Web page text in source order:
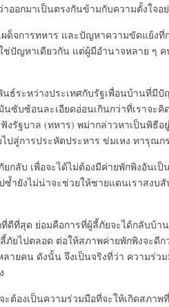
ออกมาเป็นตรงกันข้ามกับความตั้งใจอย่
ผด็จการทหาร และปัญหาความขัดแย้งที่
ช่ปัญหาเดียวกัน แต่ผู้มีอำนาจหลาย ๆ ค
นธ์ระหว่างประเทศกับรัฐเพื่อนบ้านที่มีปั
นซับซ้อนละเอียดอ่อนเกินกว่าที่เราจะคิ
งรัฐบาล (ทหาร) พม่ากล่าวหาเป็นพิธีอ
ปสู่การประหัตประหาร ข่มเหง ทารุณก
ยกลับ เพื่อจะได้ไม่ต้องมีค่ายพักพิงอันเป็
ซ้ำยังไม่น่าจะช่วยให้ชายแดนเราสงบ
ที่สุด ย่อมคือการที่ผู้ลี้ภัยจะได้กลับบ้า
ภัยไปตลอด ต่อให้สภาพค่ายพักพิงจะดีก
ายคน ดังนั้น จึงเป็นจริงที่ว่า ความร่ว
ะต้องเป็นความร่วมมือที่จะให้เกิดสภาพ